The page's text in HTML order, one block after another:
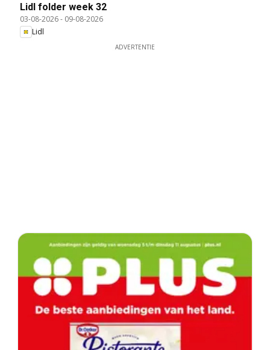
Lidl folder week 32
03-08-2026- 09-08-2026
Lidl
ADVERTENTIE